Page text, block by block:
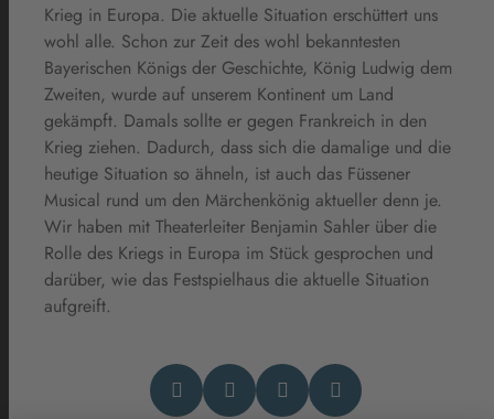
Krieg in Europa. Die aktuelle Situation erschüttert uns
wohl alle. Schon zur Zeit des wohl bekanntesten
Bayerischen Königs der Geschichte, König Ludwig dem
Zweiten, wurde auf unserem Kontinent um Land
gekämpft. Damals sollte er gegen Frankreich in den
Krieg ziehen. Dadurch, dass sich die damalige und die
heutige Situation so ähneln, ist auch das Füssener
Musical rund um den Märchenkönig aktueller denn je.
Wir haben mit Theaterleiter Benjamin Sahler über die
Rolle des Kriegs in Europa im Stück gesprochen und
darüber, wie das Festspielhaus die aktuelle Situation
aufgreift.